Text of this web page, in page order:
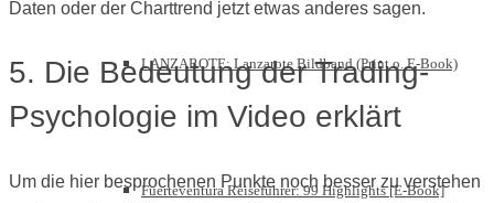
LANZAROTE: Lanzarote Bildband (Print o. E-Book)
Fuerteventura Reiseführer: 99 Highlights [E-Book]
Daten oder der Charttrend jetzt etwas anderes sagen.
5. Die Bedeutung der Trading-
Psychologie im Video erklärt
Um die hier besprochenen Punkte noch besser zu verstehen